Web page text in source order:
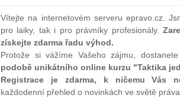
Vítejte na internetovém serveru epravo.cz.
pro laiky, tak i pro právníky profesionály.
získejte zdarma řadu výhod.
Protože si vážíme Vašeho zájmu,
podobě unikátního online kurzu "Taktika
Registrace je zdarma, k ničemu Vás
každodenní přehled o novinkách ve světě práva.